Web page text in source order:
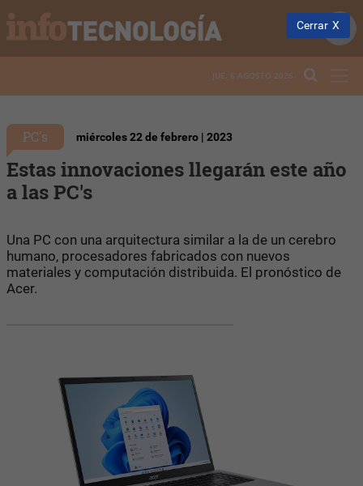
JUE. 6 AGOSTO 2026
PC's miércoles 22 de febrero | 2023
Estas innovaciones llegarán este año
a las PC's
Una PC con una arquitectura similar a la de un cerebro
humano, procesadores fabricados con nuevos
materiales y computación distribuida. El pronóstico de
Acer.
Cerrar